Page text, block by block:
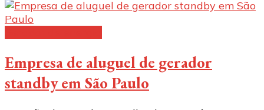
Empresa de aluguel de gerador
standby em São Paulo